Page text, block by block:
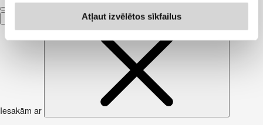
Atļaut izvēlētos sīkfailus
Iesakām ar